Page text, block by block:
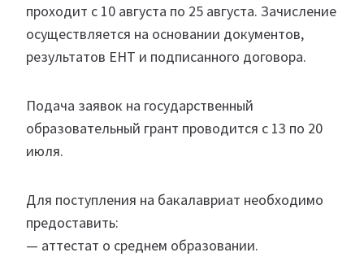
проходит с 10 августа по 25 августа. Зачисление
осуществляется на основании документов,
результатов ЕНТ и подписанного договора.
Подача заявок на государственный
образовательный грант проводится с 13 по 20
июля.
Для поступления на бакалавриат необходимо
предоставить:
— аттестат о среднем образовании.